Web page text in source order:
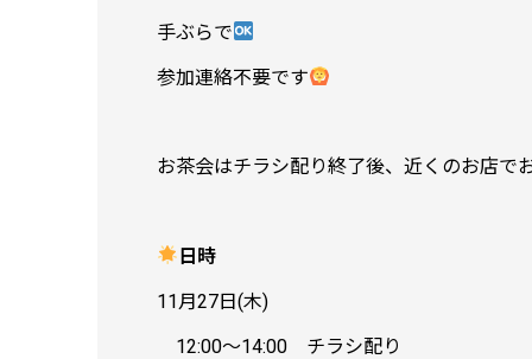
手ぶらで
参加連絡不要です
お茶会はチラシ配り終了後、近くのお店で
日時
11月27日(木)
12:00〜14:00 チラシ配り